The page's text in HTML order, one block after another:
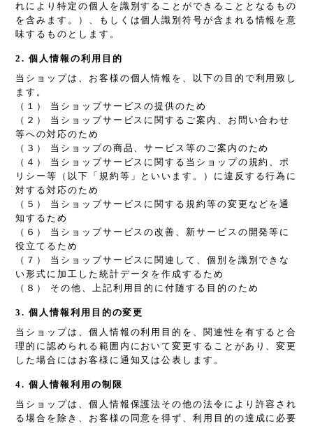
れにより特定の個人を識別することができることとなるもの
を含みます。）、もしくは個人識別符号が含まれる情報を意
味するものとします。
2. 個人情報の利用目的
当ショップは、お客様の個人情報を、以下の目的で利用致し
ます。
（１） 当ショップサービスの提供のため
（２） 当ショップサービスに関するご案内、お問い合わせ
等への対応のため
（３） 当ショップの商品、サービス等のご案内のため
（４） 当ショップサービスに関する当ショップの規約、ポ
リシー等（以下「規約等」といいます。）に違反する行為に
対する対応のため
（５） 当ショップサービスに関する規約等の変更などを通
知するため
（６） 当ショップサービスの改善、新サービスの開発等に
役立てるため
（７） 当ショップサービスに関連して、個別を識別できな
い形式に加工した統計データを作成するため
（８） その他、上記利用目的に付随する目的のため
3. 個人情報利用目的の変更
当ショップは、個人情報の利用目的を、関連性を有すると合
理的に認められる範囲内において変更することがあり、変更
した場合にはお客様に通知又は公表します。
4. 個人情報利用の制限
当ショップは、個人情報保護法その他の法令により許容され
る場合を除き、お客様の同意を得ず、利用目的の達成に必要